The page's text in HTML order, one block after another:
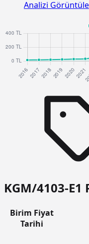
Analizi Görüntüle
KGM/4103-
Birim Fiyat
Tarihi